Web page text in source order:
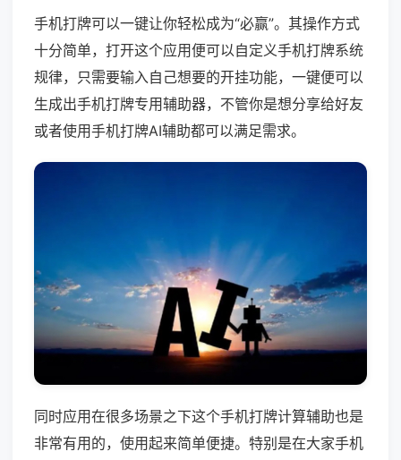
手机打牌可以一键让你轻松成为“必赢”。其操作方式
十分简单，打开这个应用便可以自定义手机打牌系统
规律，只需要输入自己想要的开挂功能，一键便可以
生成出手机打牌专用辅助器，不管你是想分享给好友
或者使用手机打牌AI辅助都可以满足需求。
同时应用在很多场景之下这个手机打牌计算辅助也是
非常有用的，使用起来简单便捷。特别是在大家手机